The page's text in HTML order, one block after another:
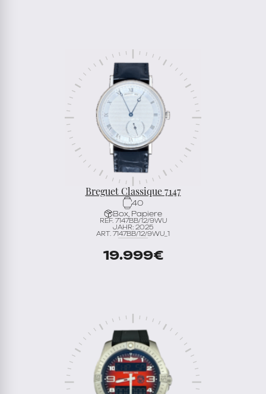
Breguet Classique 7147
40
Box, Papiere
REF. 7147BB/12/9WU
JAHR: 2025
ART. 7147BB/12/9WU_1
19.999€